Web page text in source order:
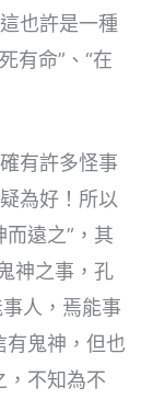
也許是一種
有命”、“在
有許多怪事
為好！所以
遠之”，其
神之事，孔
人，焉能事
有鬼神，但也
，不知為不